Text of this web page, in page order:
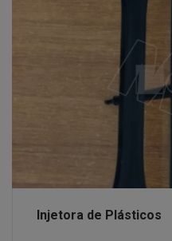
Injetora de Plásticos